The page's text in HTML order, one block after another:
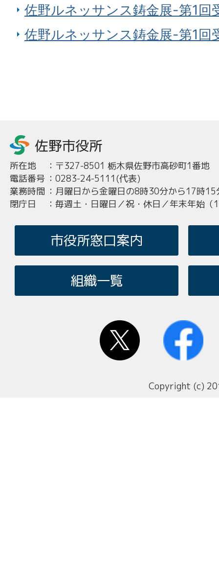
佐野ルネッサンス鋳金展-第1回
佐野ルネッサンス鋳金展-第1回
所在地 ： 〒327-8501 栃木県佐野市高砂町1番地
電話番号 ： 0283-24-5111(代表)
業務時間 ： 月曜日から金曜日の8時30分から17時15
閉庁日
： 毎週土・日曜日／祝・休日／年末年始
市役所窓口案内
組織一覧
Copyright (c)